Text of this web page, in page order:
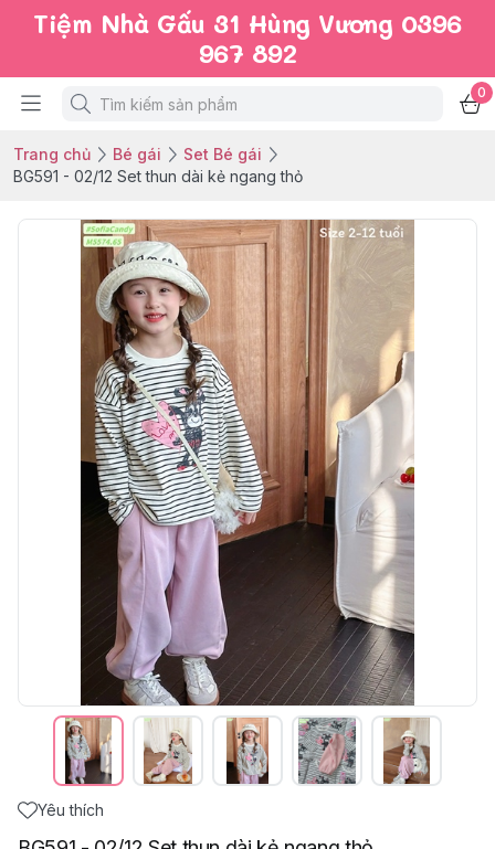
Tiệm Nhà Gấu 31 Hùng Vương 0396
967 892
0
Trang chủ Bé gái
Set Bé gái
BG591 - 02/12 Set thun dài kẻ ngang thỏ
Yêu thích